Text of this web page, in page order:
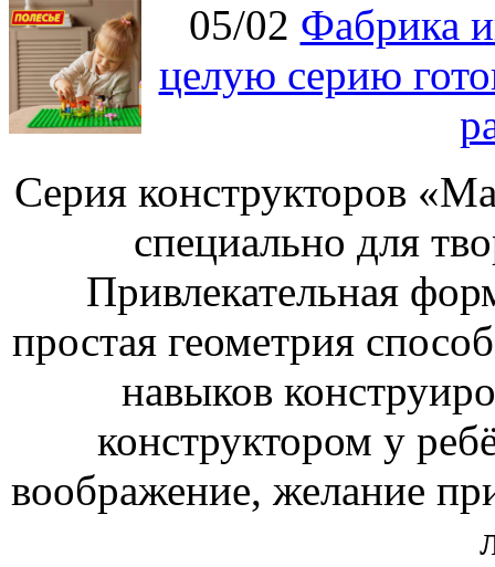
05/02 Фабрика
целую серию
Серия конструкторов
специально для
Привлекательная
простая геометрия
навыков
конструктором у
воображение, желание